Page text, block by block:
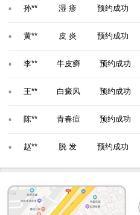
孙** 湿 疹 预约成功
黄** 皮 炎 预约成功
李** 牛皮癣 预约成功
王** 白癜风 预约成功
陈** 青春痘 预约成功
赵** 脱 发 预约成功
柳** 疤 痕 预约成功
李** 荨麻疹 预约成功